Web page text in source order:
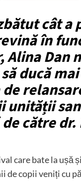
cât a
în
Alina Dan
ducă
unității
către dr.
care bate la ușă
de copii veniți cu